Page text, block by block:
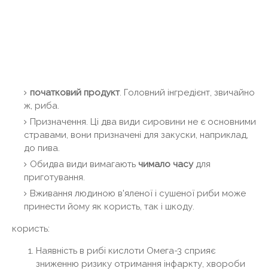
початковий продукт. Головний інгредієнт, звичайно
ж, риба.
Призначення. Ці два види сировини не є основними
стравами, вони призначені для закуски, наприклад,
до пива.
Обидва види вимагають чимало часудля
приготування.
Вживання людиною в'яленої і сушеної риби може
принести йому як користь, так і шкоду.
користь:
Наявність в рибі кислоти Омега-3 сприяє
зниженню ризику отримання інфаркту, хвороби